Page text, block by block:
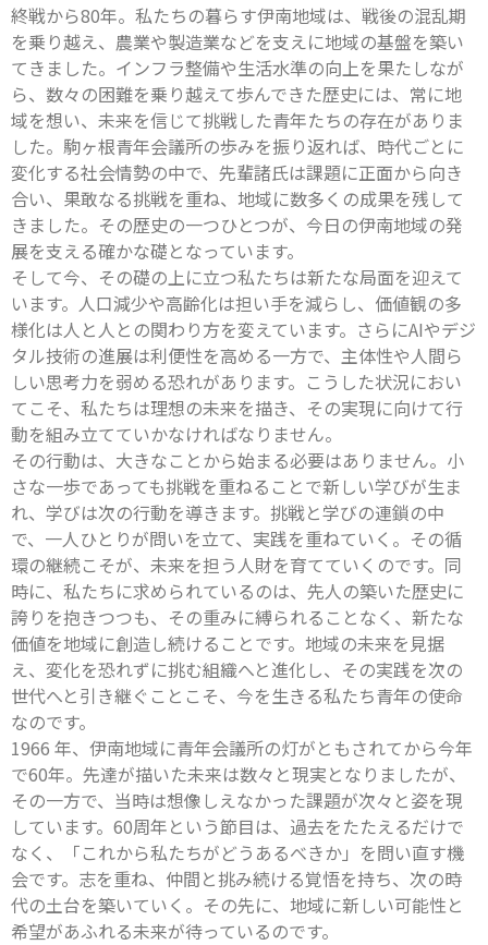
終戦から80年。私たちの暮らす伊南地域は、戦後の混乱期
を乗り越え、農業や製造業などを支えに地域の基盤を築い
てきました。インフラ整備や生活水準の向上を果たしなが
ら、数々の困難を乗り越えて歩んできた歴史には、常に地
域を想い、未来を信じて挑戦した青年たちの存在がありま
した。駒ヶ根青年会議所の歩みを振り返れば、時代ごとに
変化する社会情勢の中で、先輩諸氏は課題に正面から向き
合い、果敢なる挑戦を重ね、地域に数多くの成果を残して
きました。その歴史の一つひとつが、今日の伊南地域の発
展を支える確かな礎となっています。
そして今、その礎の上に立つ私たちは新たな局面を迎えて
います。人口減少や高齢化は担い手を減らし、価値観の多
様化は人と人との関わり方を変えています。さらにAIやデジ
タル技術の進展は利便性を高める一方で、主体性や人間ら
しい思考力を弱める恐れがあります。こうした状況におい
てこそ、私たちは理想の未来を描き、その実現に向けて行
動を組み立てていかなければなりません。
その行動は、大きなことから始まる必要はありません。小
さな一歩であっても挑戦を重ねることで新しい学びが生ま
れ、学びは次の行動を導きます。挑戦と学びの連鎖の中
で、一人ひとりが問いを立て、実践を重ねていく。その循
環の継続こそが、未来を担う人財を育てていくのです。同
時に、私たちに求められているのは、先人の築いた歴史に
誇りを抱きつつも、その重みに縛られることなく、新たな
価値を地域に創造し続けることです。地域の未来を見据
え、変化を恐れずに挑む組織へと進化し、その実践を次の
世代へと引き継ぐことこそ、今を生きる私たち青年の使命
なのです。
1966 年、伊南地域に青年会議所の灯がともされてから今年
で60年。先達が描いた未来は数々と現実となりましたが、
その一方で、当時は想像しえなかった課題が次々と姿を現
しています。60周年という節目は、過去をたたえるだけで
なく、「これから私たちがどうあるべきか」を問い直す機
会です。志を重ね、仲間と挑み続ける覚悟を持ち、次の時
代の土台を築いていく。その先に、地域に新しい可能性と
希望があふれる未来が待っているのです。